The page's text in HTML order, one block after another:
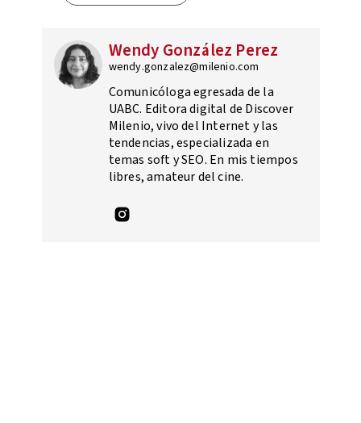
Wendy González Perez
wendy.gonzalez@milenio.com
Comunicóloga egresada de la
UABC. Editora digital de Discover
Milenio, vivo del Internet y las
tendencias, especializada en
temas soft y SEO. En mis tiempos
libres, amateur del cine.